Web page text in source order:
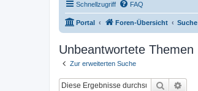
Schnellzugriff FAQ
Portal Foren-Übersicht Suche
Unbeantwortete Themen
Zur erweiterten Suche
Suche